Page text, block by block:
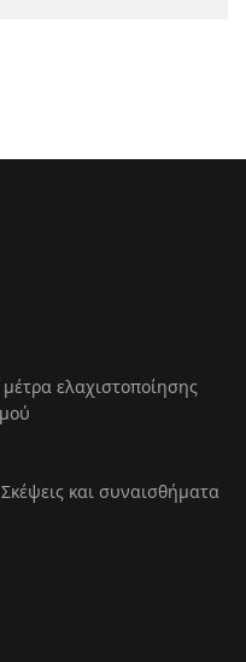
ελαχιστοποίησης
και συναισθήματα